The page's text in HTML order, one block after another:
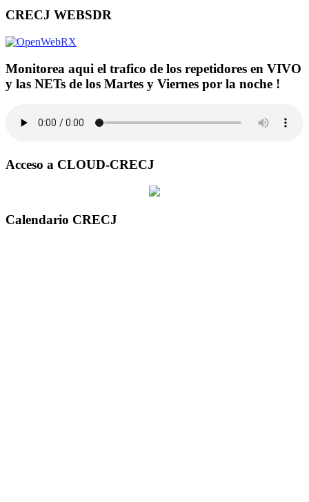
CRECJ WEBSDR
Monitorea aqui el trafico de los repetidores en VIVO
y las NETs de los Martes y Viernes por la noche !
Acceso a CLOUD-CRECJ
Calendario CRECJ